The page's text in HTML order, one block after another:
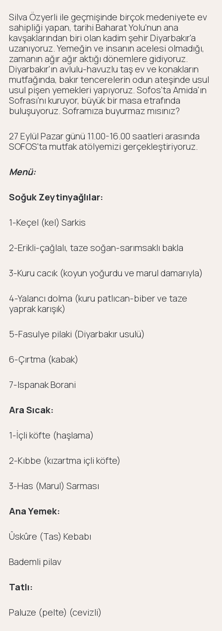
Silva Özyerli ile geçmişinde birçok medeniyete ev
sahipliği yapan, tarihi Baharat Yolu'nun ana
kavşaklarından biri olan kadim şehir Diyarbakır'a
uzanıyoruz. Yemeğin ve insanın acelesi olmadığı,
zamanın ağır ağır aktığı dönemlere gidiyoruz.
Diyarbakır'ın avlulu-havuzlu taş ev ve konakların
mutfağında, bakır tencerelerin odun ateşinde usul
usul pişen yemekleri yapıyoruz. Sofos'ta Amida'ın
Sofrası'nı kuruyor, büyük bir masa etrafında
buluşuyoruz. Soframıza buyurmaz mısınız?
27 Eylül Pazar günü 11.00-16.00 saatleri arasında
SOFOS'ta mutfak atölyemizi gerçekleştiriyoruz.
Menü:
Soğuk Zeytinyağlılar:
1-Keçel (kel) Sarkis
2-Erikli-çağlalı, taze soğan-sarımsaklı bakla
3-Kuru cacık (koyun yoğurdu ve marul damarıyla)
4-Yalancı dolma (kuru patlıcan-biber ve taze
yaprak karışık)
5-Fasulye pilaki (Diyarbakır usulü)
6-Çırtma (kabak)
7-Ispanak Borani
Ara Sıcak:
1-İçli köfte (haşlama)
2-Kıbbe (kızartma içli köfte)
3-Has (Marul) Sarması
Ana Yemek:
Ûskûre (Tas) Kebabı
Bademli pilav
Tatlı:
Paluze (pelte) (cevizli)